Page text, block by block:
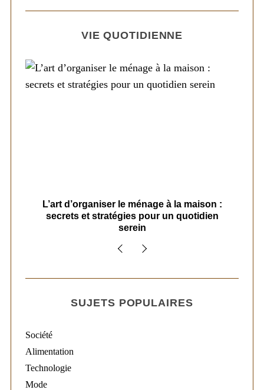
VIE QUOTIDIENNE
L’art d’organiser le ménage à la maison :
secrets et stratégies pour un quotidien
serein
SUJETS POPULAIRES
Société
Alimentation
Technologie
Mode